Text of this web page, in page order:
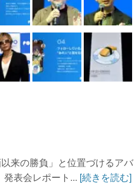
来の勝負」と位置づけるアバ
表会レポート... [続きを読む]